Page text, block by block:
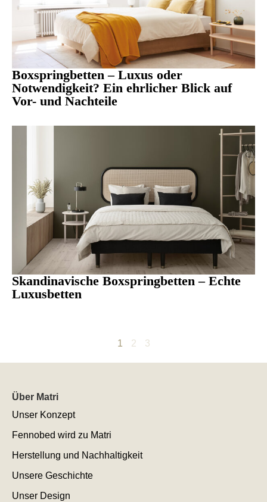
Boxspringbetten – Luxus oder
Notwendigkeit? Ein ehrlicher Blick auf
Vor- und Nachteile
Skandinavische Boxspringbetten – Echte
Luxusbetten
1 2 3
Über Matri
Unser Konzept
Fennobed wird zu Matri
Herstellung und Nachhaltigkeit
Unsere Geschichte
Unser Design